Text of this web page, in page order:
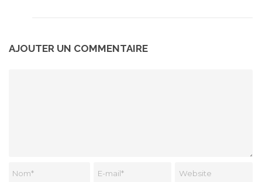
AJOUTER UN COMMENTAIRE